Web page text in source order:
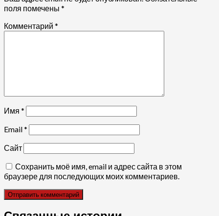
поля помечены *
Комментарий *
Имя *
Email*
Сайт
Сохранить моё имя, email и адрес сайта в этом
браузере для последующих моих комментариев.